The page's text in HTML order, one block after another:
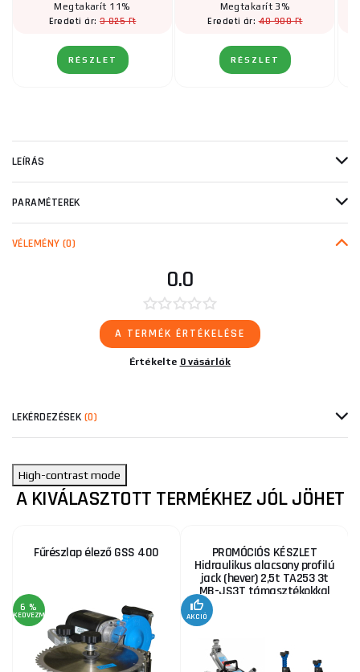
Megtakarít 11%
Eredeti ár:3 825 Ft
RÉSZLET
Megtakarít 3%
Eredeti ár:40 900 Ft
RÉSZLET
LEÍRÁS
PARAMÉTEREK
VÉLEMÉNY (0)
0.0
A TERMÉK ÉRTÉKELÉSE
Értékelte 0 vásárlók
LEKÉRDEZÉSEK (0)
High-contrast mode
A KIVÁLASZTOTT TERMÉKHEZ JÓL JÖHET
Fűrészlap élező GSS 400
6 %
KEDVEZMÉNY
PROMÓCIÓS KÉSZLET
Hidraulikus alacsony profilú
jack (hever) 2,5t TA253 3t
MB-JS3T támasztékokkal
AKCIÓ